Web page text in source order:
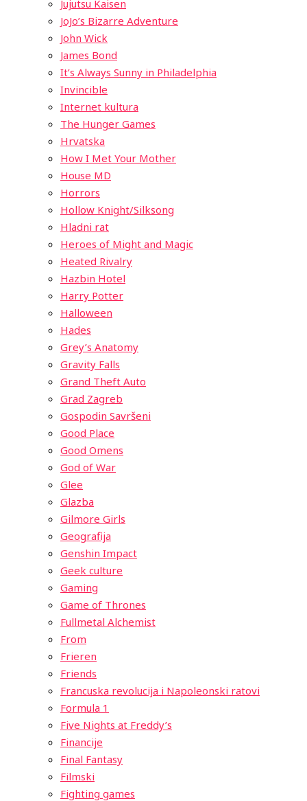
Jujutsu Kaisen
JoJo’s Bizarre Adventure
John Wick
James Bond
It’s Always Sunny in Philadelphia
Invincible
Internet kultura
The Hunger Games
Hrvatska
How I Met Your Mother
House MD
Horrors
Hollow Knight/Silksong
Hladni rat
Heroes of Might and Magic
Heated Rivalry
Hazbin Hotel
Harry Potter
Halloween
Hades
Grey’s Anatomy
Gravity Falls
Grand Theft Auto
Grad Zagreb
Gospodin Savršeni
Good Place
Good Omens
God of War
Glee
Glazba
Gilmore Girls
Geografija
Genshin Impact
Geek culture
Gaming
Game of Thrones
Fullmetal Alchemist
From
Frieren
Friends
Francuska revolucija i Napoleonski ratovi
Formula 1
Five Nights at Freddy’s
Financije
Final Fantasy
Filmski
Fighting games